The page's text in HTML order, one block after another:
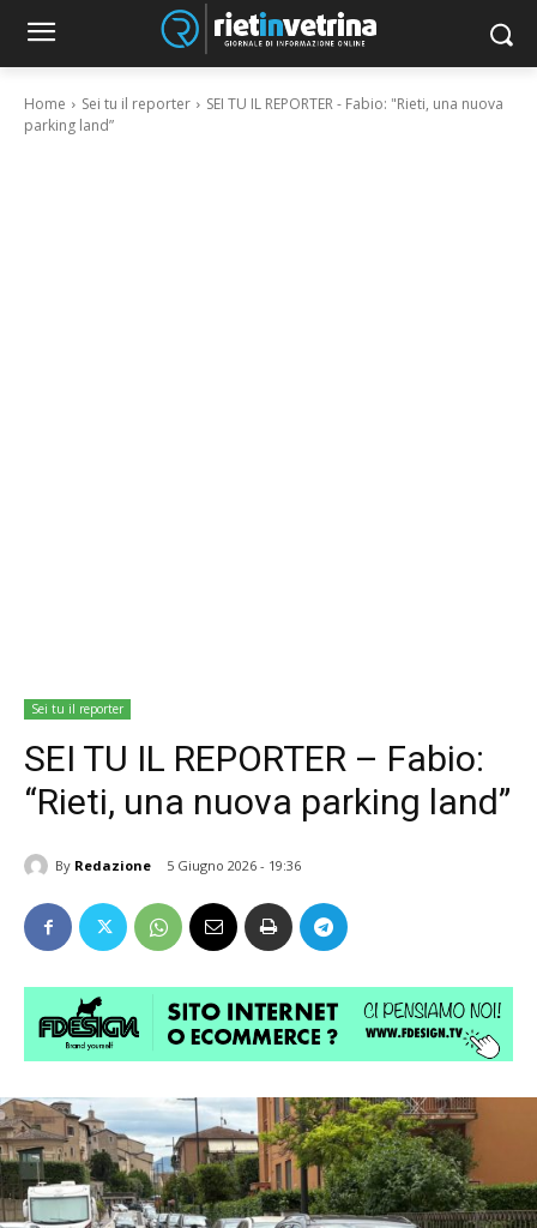
Home Sei tu il reporter
SEI TU IL REPORTER - Fabio: "Rieti, una nuova
parking land”
Sei tu il reporter
SEI TU IL REPORTER – Fabio:
“Rieti, una nuova parking land”
By Redazione 5 Giugno 2026 - 19:36